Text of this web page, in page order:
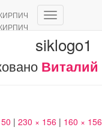
Переключить
навигацию
siklogo1
Виталий
| 230 × 156 | 160 × 156